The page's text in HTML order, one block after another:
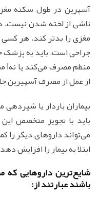
آسپرین در طول سکته
ناشی از لخته شدن نیست.
مغزی را بدتر کند. هر
جراحی است، باید به پزشک
از عمل از مصرف آسپیرین
بیماران باردار یا
باید با تجویز متخصص
می‌تواند داروهای دیگر را
ابتلا به بیمار را افزایش
شایع‌ترین داروهایی
باشند عبارتند از: